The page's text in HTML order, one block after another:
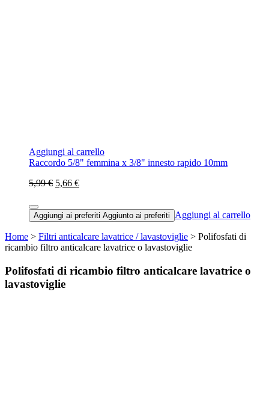
Aggiungi al carrello
Raccordo 5/8" femmina x 3/8" innesto rapido 10mm
5,99 € 5,66 €
Aggiungi ai preferiti Aggiunto ai preferiti Aggiungi al carrello
Home > Filtri anticalcare lavatrice / lavastoviglie > Polifosfati di
ricambio filtro anticalcare lavatrice o lavastoviglie
Polifosfati di ricambio filtro anticalcare lavatrice o
lavastoviglie